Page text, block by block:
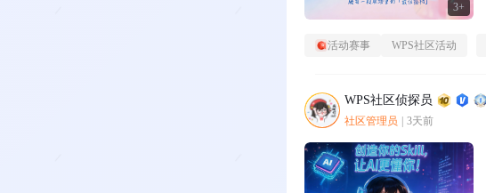
3+
活动赛事 WPS社区活动
WPS社区侦探员
社区管理员 3天前